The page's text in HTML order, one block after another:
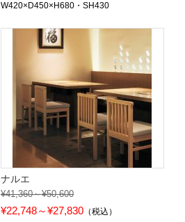
W420×D450×H680・SH430
ナルエ
¥41,360～¥50,600
¥22,748～¥27,830（税込）